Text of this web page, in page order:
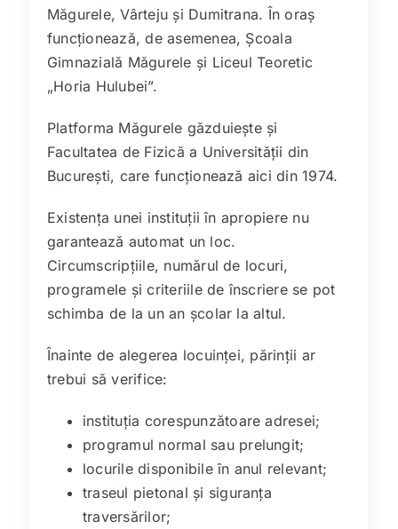
Măgurele, Vârteju și Dumitrana. În oraș
funcționează, de asemenea, Școala
Gimnazială Măgurele și Liceul Teoretic
„Horia Hulubei”.
Platforma Măgurele găzduiește și
Facultatea de Fizică a Universității din
București, care funcționează aici din 1974.
Existența unei instituții în apropiere nu
garantează automat un loc.
Circumscripțiile, numărul de locuri,
programele și criteriile de înscriere se pot
schimba de la un an școlar la altul.
Înainte de alegerea locuinței, părinții ar
trebui să verifice:
instituția corespunzătoare adresei;
programul normal sau prelungit;
locurile disponibile în anul relevant;
traseul pietonal și siguranța
traversărilor;